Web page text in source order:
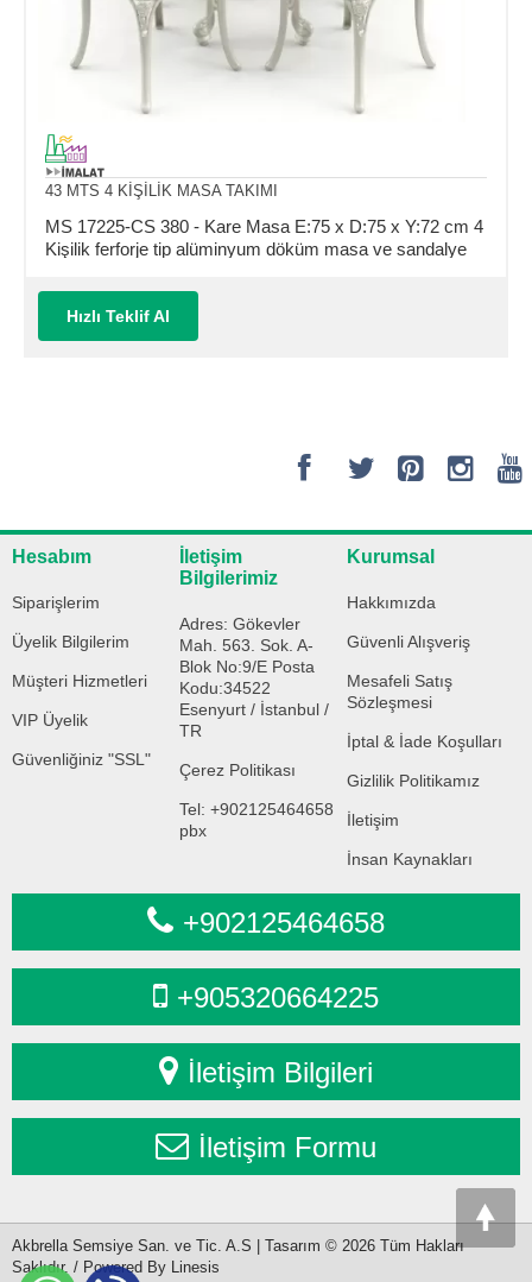
43 MTS 4 KİŞİLİK MASA TAKIMI
MS 17225-CS 380 - Kare Masa E:75 x D:75 x Y:72 cm 4
Kişilik ferforje tip alüminyum döküm masa ve sandalye
Hızlı Teklif Al
Hesabım
Siparişlerim
Üyelik Bilgilerim
Müşteri Hizmetleri
VIP Üyelik
Güvenliğiniz "SSL"
İletişim
Bilgilerimiz
Adres: Gökevler
Mah. 563. Sok. A-
Blok No:9/E Posta
Kodu:34522
Esenyurt / İstanbul /
TR
Çerez Politikası
Tel: +902125464658
pbx
Kurumsal
Hakkımızda
Güvenli Alışveriş
Mesafeli Satış
Sözleşmesi
İptal & İade Koşulları
Gizlilik Politikamız
İletişim
İnsan Kaynakları
+902125464658
+905320664225
İletişim Bilgileri
İletişim Formu
Akbrella Semsiye San. ve Tic. A.S | Tasarım © 2026 Tüm Hakları
Saklıdır. / Powered By Linesis